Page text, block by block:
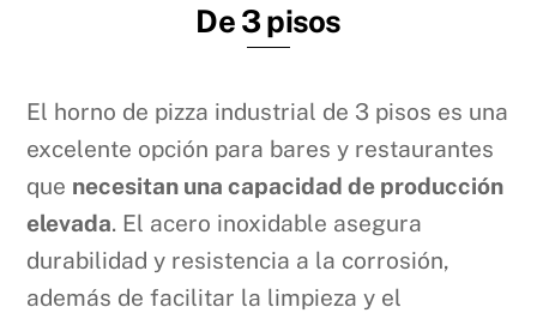
De 3 pisos
El horno de pizza industrial de 3 pisos es una
excelente opción para bares y restaurantes
que necesitan una capacidad de producción
elevada. El acero inoxidable asegura
durabilidad y resistencia a la corrosión,
además de facilitar la limpieza y el